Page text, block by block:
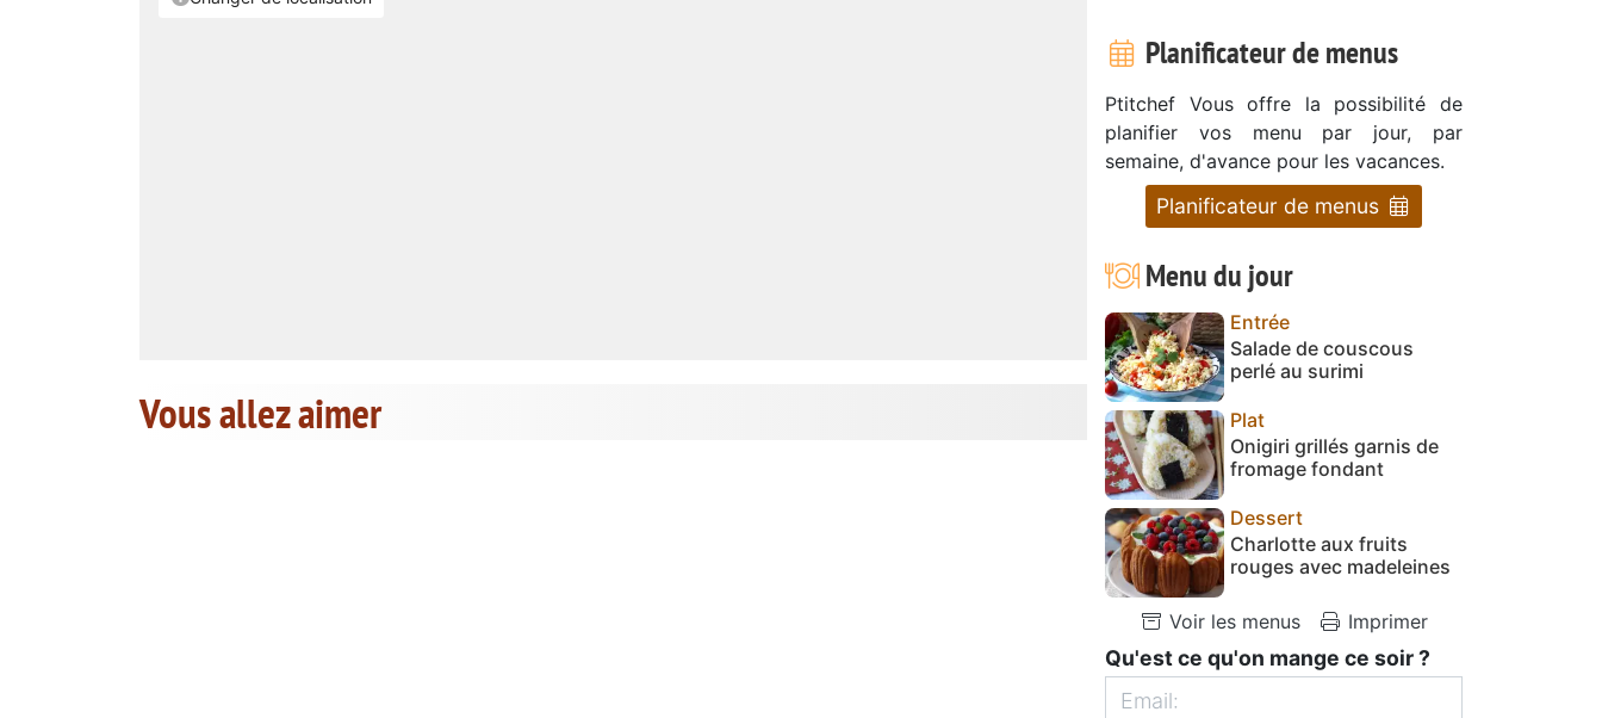
Vous allez aimer
Planificateur de menus
Ptitchef Vous offre la possibilité de
planifier vos menu par jour, par
semaine, d'avance pour les vacances.
Planificateur de menus
Menu du jour
Entrée
Salade de couscous
perlé au surimi
Plat
Onigiri grillés garnis de
fromage fondant
Dessert
Charlotte aux fruits
rouges avec madeleines
Voir les menus Imprimer
Qu'est ce qu'on mange ce soir ?